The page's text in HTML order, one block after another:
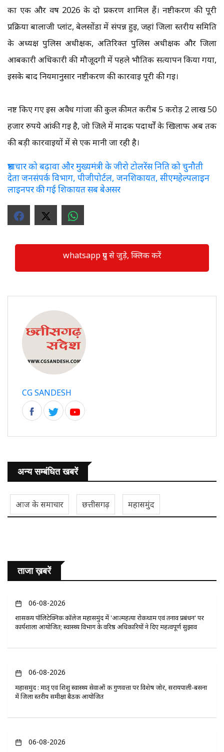
का एक और वर्ष 2026 के दो प्रकरण शामिल हैं। नष्टीकरण की पूरी
प्रक्रिया बालाजी प्लांट, बेलसोंडा में संपन्न हुई, जहां जिला स्तरीय समिति
के अध्यक्ष पुलिस अधीक्षक, अतिरिक्त पुलिस अधीक्षक और जिला
आबकारी अधिकारी की मौजूदगी में पहले भौतिक सत्यापन किया गया,
इसके बाद नियमानुसार नष्टीकरण की कार्रवाई पूरी की गई।
नष्ट किए गए इस अवैध गांजा की कुल कीमत करीब 5 करोड़ 2 लाख 50
हजार रुपये आंकी गई है, जो जिले में मादक पदार्थों के खिलाफ अब तक
की बड़ी कार्रवाइयों में से एक मानी जा रही है।
भ्रष्टाचार को बढ़ावा और मुख्यमंत्री के जीरो टोलरेंस निति को चुनौती
देता जनसंपर्क विभाग, पीजीपोर्टल, जनशिकायत, सीएमहेल्पलाइन
लाइनपर की गई शिकायत सब बेअसर
whatsapp ग्रुप से जुड़े, क्लिक करें
CG SANDESH
अन्य सम्बंधित खबरें
आज के समाचार छत्तीसगढ़ महासमुंद
ताजा ख़बरें
06-08-2026
​शासकीय पॉलिटेक्निक कॉलेज महासमुंद में 'आत्महत्या रोकथाम एवं तनाव प्रबंधन' पर
कार्यशाला आयोजित; स्वास्थ्य विभाग के वरिष्ठ अधिकारियों ने दिए महत्वपूर्ण सुझाव
06-08-2026
महासमुंद : मातृ एवं शिशु स्वास्थ्य सेवाओं की गुणवत्ता पर विशेष जोर, सरायपाली-बसना
में जिला स्तरीय समीक्षा बैठक आयोजित
06-08-2026